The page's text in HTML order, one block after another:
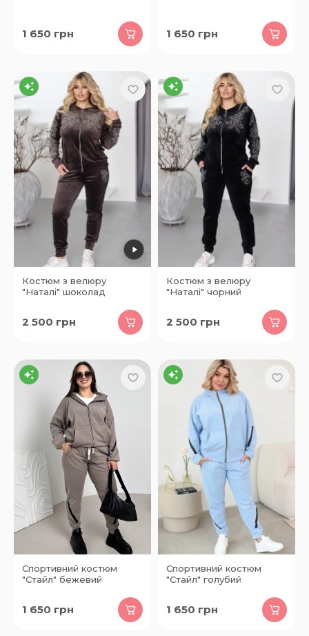
1 650 грн 1 650 грн
Костюм з велюру
"Наталі" шоколад
2 500 грн
Костюм з велюру
"Наталі" чорний
2 500 грн
Спортивний костюм
"Стайл" бежевий
1 650 грн
Спортивний костюм
"Стайл" голубий
1 650 грн